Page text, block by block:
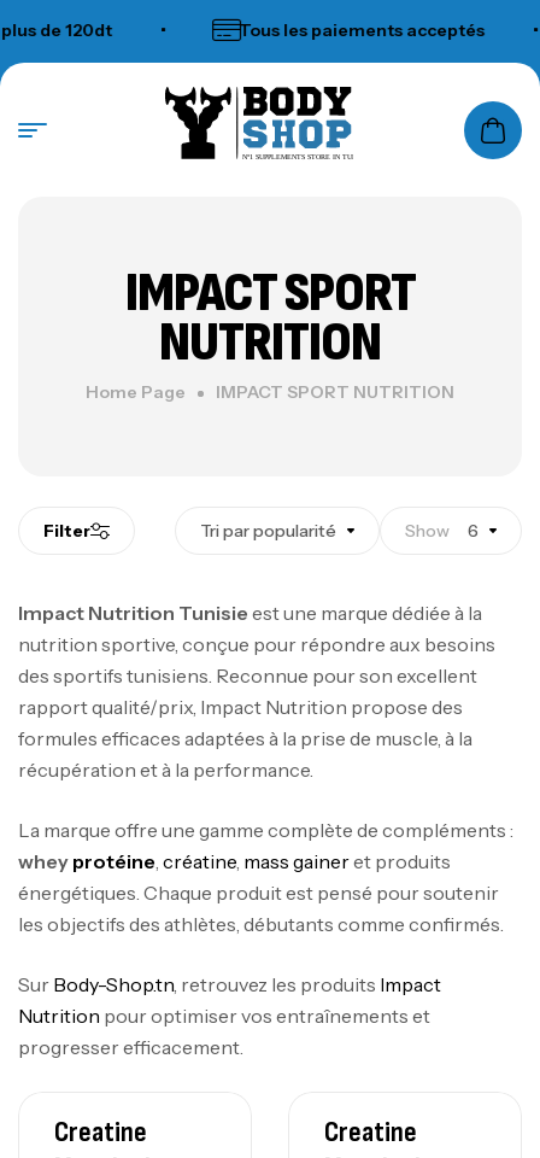
• Tous les paiements acceptés •
N°1 SUPPLEMENTS STORE IN TUNISIA
IMPACT SPORT
NUTRITION
Home Page IMPACT SPORT NUTRITION
Filter Tri par popularité Show 6
Impact Nutrition Tunisie est une marque dédiée à la
nutrition sportive, conçue pour répondre aux besoins
des sportifs tunisiens. Reconnue pour son excellent
rapport qualité/prix, Impact Nutrition propose des
formules efficaces adaptées à la prise de muscle, à la
récupération et à la performance.
La marque offre une gamme complète de compléments :
whey protéine, créatine, mass gaineret produits
énergétiques. Chaque produit est pensé pour soutenir
les objectifs des athlètes, débutants comme confirmés.
Sur Body-Shop.tn, retrouvez les produits Impact
Nutrition pour optimiser vos entraînements et
progresser efficacement.
Creatine
Creatine